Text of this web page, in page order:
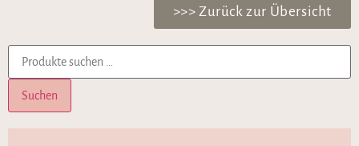
>>> Zurück zur Übersicht
Suchen